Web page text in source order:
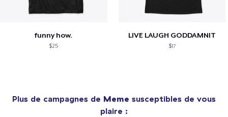
funny how.
$25
LIVE LAUGH GODDAMNIT
$17
Plus de campagnes de Meme susceptibles de vous
plaire :